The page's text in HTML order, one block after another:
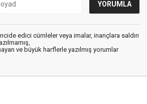
edici cümleler veya imalar, inançlara saldırı
ve büyük harflerle yazılmış yorumlar